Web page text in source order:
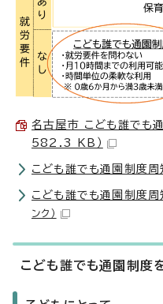
名古屋市 こども誰でも
582.3 KB）
こども誰でも通園制度周
こども誰でも通園制度周
ンク）
こども誰でも通園制度